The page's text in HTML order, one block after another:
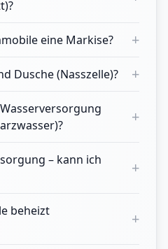
eine Markise? +
Dusche (Nasszelle)? +
+
– kann ich
+
beheizt
+